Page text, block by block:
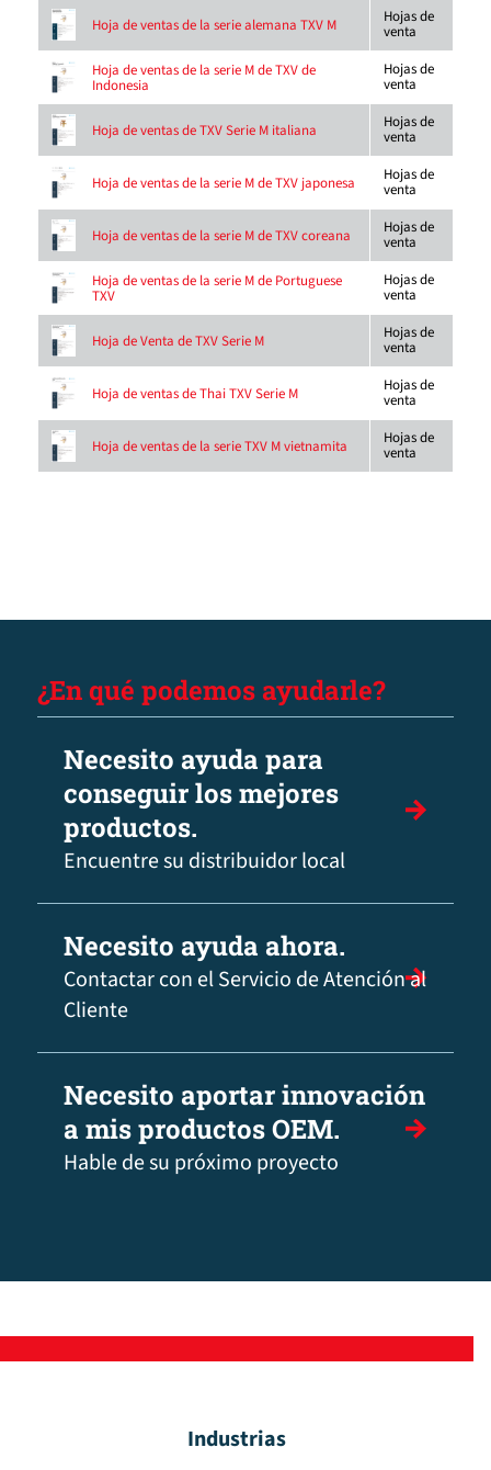
Hoja de ventas de la serie alemana TXV M Hojas de
venta
Hoja de ventas de la serie M de TXV de
Indonesia
Hojas de
venta
Hoja de ventas de TXV Serie M italiana Hojas de
venta
Hoja de ventas de la serie M de TXV japonesa Hojas de
venta
Hoja de ventas de la serie M de TXV coreana Hojas de
venta
Hoja de ventas de la serie M de Portuguese
TXV
Hojas de
venta
Hoja de Venta de TXV Serie M Hojas de
venta
Hoja de ventas de Thai TXV Serie M Hojas de
venta
Hoja de ventas de la serie TXV M vietnamita Hojas de
venta
¿En qué podemos ayudarle?
Necesito ayuda para
conseguir los mejores
productos.
Encuentre su distribuidor local
Necesito ayuda ahora.
Contactar con el Servicio de Atención al
Cliente
Necesito aportar innovación
a mis productos OEM.
Hable de su próximo proyecto
Industrias